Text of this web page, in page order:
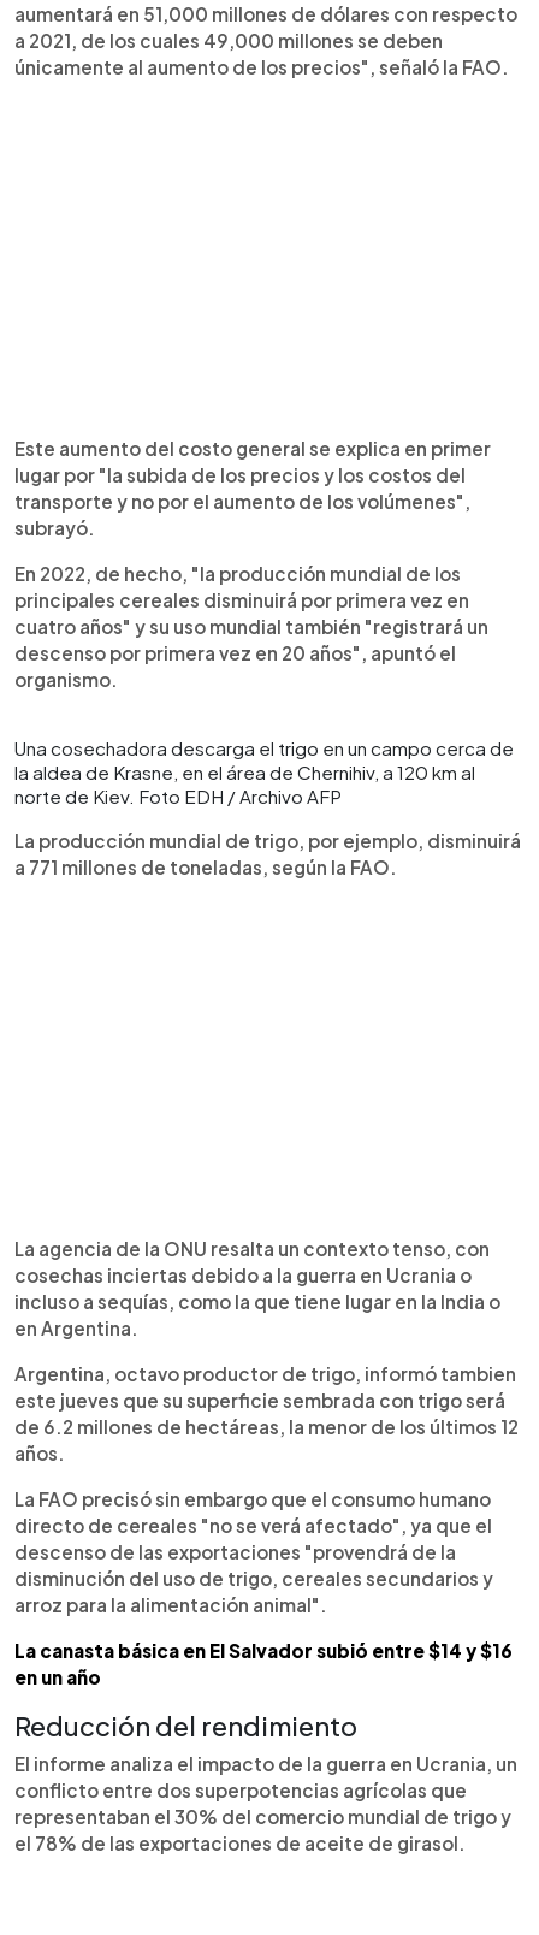
aumentará en 51,000 millones de dólares con respecto
a 2021, de los cuales 49,000 millones se deben
únicamente al aumento de los precios", señaló la FAO.
Este aumento del costo general se explica en primer
lugar por "la subida de los precios y los costos del
transporte y no por el aumento de los volúmenes",
subrayó.
En 2022, de hecho, "la producción mundial de los
principales cereales disminuirá por primera vez en
cuatro años" y su uso mundial también "registrará un
descenso por primera vez en 20 años", apuntó el
organismo.
Una cosechadora descarga el trigo en un campo cerca de
la aldea de Krasne, en el área de Chernihiv, a 120 km al
norte de Kiev. Foto EDH / Archivo AFP
La producción mundial de trigo, por ejemplo, disminuirá
a 771 millones de toneladas, según la FAO.
La agencia de la ONU resalta un contexto tenso, con
cosechas inciertas debido a la guerra en Ucrania o
incluso a sequías, como la que tiene lugar en la India o
en Argentina.
Argentina, octavo productor de trigo, informó tambien
este jueves que su superficie sembrada con trigo será
de 6.2 millones de hectáreas, la menor de los últimos 12
años.
La FAO precisó sin embargo que el consumo humano
directo de cereales "no se verá afectado", ya que el
descenso de las exportaciones "provendrá de la
disminución del uso de trigo, cereales secundarios y
arroz para la alimentación animal".
La canasta básica en El Salvador subió entre $14 y $16
en un año
Reducción del rendimiento
El informe analiza el impacto de la guerra en Ucrania, un
conflicto entre dos superpotencias agrícolas que
representaban el 30% del comercio mundial de trigo y
el 78% de las exportaciones de aceite de girasol.